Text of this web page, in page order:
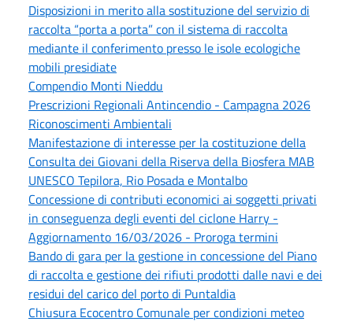
Disposizioni in merito alla sostituzione del servizio di
raccolta “porta a porta” con il sistema di raccolta
mediante il conferimento presso le isole ecologiche
mobili presidiate
Compendio Monti Nieddu
Prescrizioni Regionali Antincendio - Campagna 2026
Riconoscimenti Ambientali
Manifestazione di interesse per la costituzione della
Consulta dei Giovani della Riserva della Biosfera MAB
UNESCO Tepilora, Rio Posada e Montalbo
Concessione di contributi economici ai soggetti privati
in conseguenza degli eventi del ciclone Harry -
Aggiornamento 16/03/2026 - Proroga termini
Bando di gara per la gestione in concessione del Piano
di raccolta e gestione dei rifiuti prodotti dalle navi e dei
residui del carico del porto di Puntaldia
Chiusura Ecocentro Comunale per condizioni meteo